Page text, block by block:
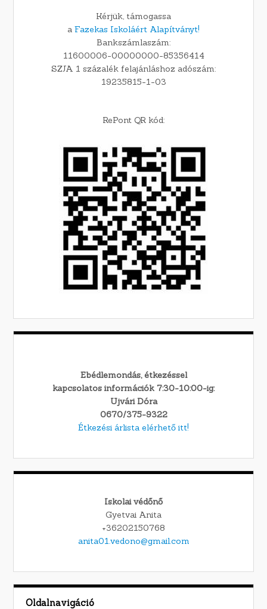
Kérjük, támogassa
a Fazekas Iskoláért Alapítványt!
Bankszámlaszám:
11600006-00000000-85356414
SZJA 1 százalék felajánláshoz adószám:
19235815-1-03
RePont QR kód:
Ebédlemondás, étkezéssel
kapcsolatos információk 7:30-10:00-ig:
Ujvári Dóra
0670/375-9322
Étkezési árlista elérhető itt!
Iskolai védőnő
Gyetvai Anita
+36202150768
anita01.vedono@gmail.com
Oldalnavigáció